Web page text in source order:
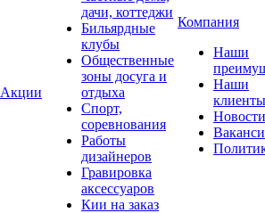
Акции
дачи, коттеджи
Бильярдные
клубы
Общественные
зоны досуга и
отдыха
Спорт,
соревнования
Работы
дизайнеров
Гравировка
аксессуаров
Кии на заказ
Компания
Наши
Наши
клиенты
Новости